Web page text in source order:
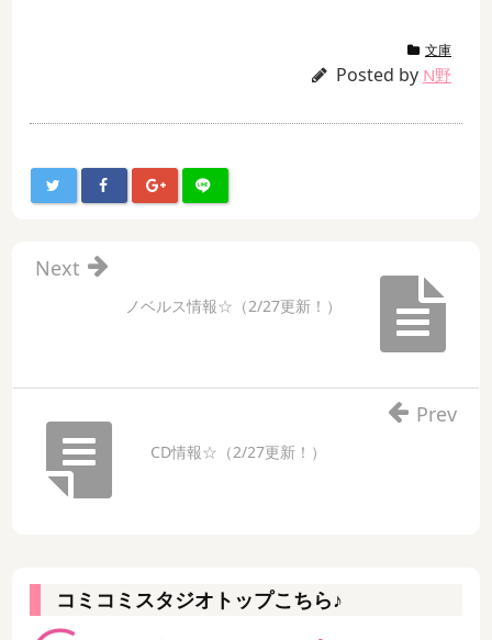
文庫
Posted by N野
ノベルス情報☆（2/27更新！）
Next
CD情報☆（2/27更新！）
Prev
コミコミスタジオトップこちら♪